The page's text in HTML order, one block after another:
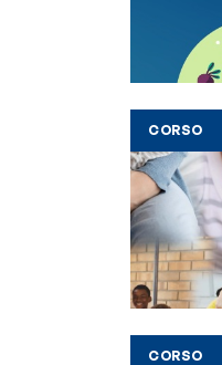
CORSO
CORSO